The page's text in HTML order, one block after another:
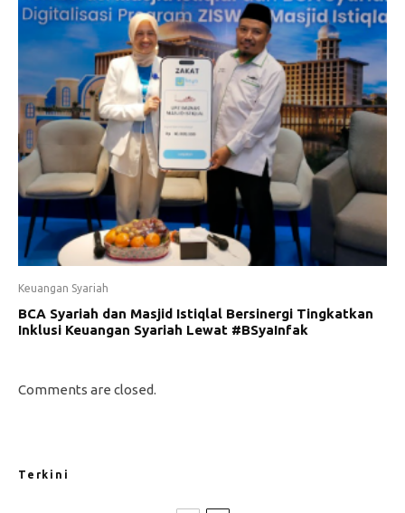
Keuangan Syariah
BCA Syariah dan Masjid Istiqlal Bersinergi Tingkatkan
Inklusi Keuangan Syariah Lewat #BSyaInfak
Comments are closed.
Terkini